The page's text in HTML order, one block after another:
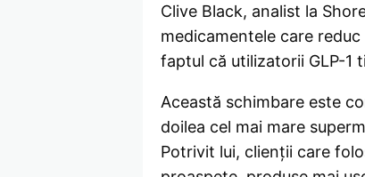
Clive Black, analist la
medicamentele care
faptul că utilizatorii GLP-1
Această schimbare este
doilea cel mai mare
Potrivit lui, clienții care